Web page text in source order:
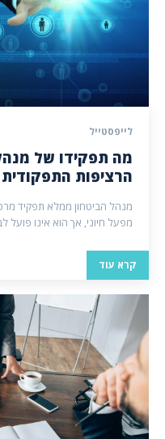
לייפסטייל
מה תפקידו של
הרציפות התפקודית
מנהל הביטחון ממלא תפקיד
מפעל חיוני, אך הוא אינו פועל
קרא עוד